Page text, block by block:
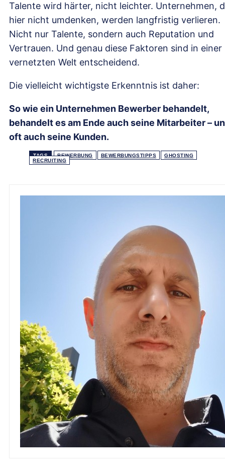
Talente wird härter, nicht leichter. Unternehmen,
hier nicht umdenken, werden langfristig verlieren.
Nicht nur Talente, sondern auch Reputation und
Vertrauen. Und genau diese Faktoren sind in einer
vernetzten Welt entscheidend.
Die vielleicht wichtigste Erkenntnis ist daher:
So wie ein Unternehmen Bewerber behandelt,
behandelt es am Ende auch seine Mitarbeiter –
oft auch seine Kunden.
TAGS BEWERBUNG BEWERBUNGSTIPPS
GHOSTING
RECRUITING